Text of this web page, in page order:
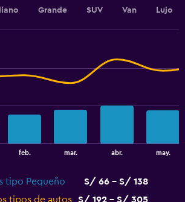
Grande SUV Van Lujo
feb. mar. abr. may.
tipo Pequeño
S/ 66 - S/ 138
tipos de autos
S/ 192 - S/ 305